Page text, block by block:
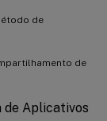
de
de
de Aplicativos